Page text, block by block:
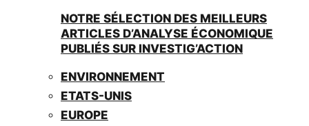
NOTRE SÉLECTION DES MEILLEURS
ARTICLES D’ANALYSE ÉCONOMIQUE
PUBLIÉS SUR INVESTIG’ACTION
ENVIRONNEMENT
ETATS-UNIS
EUROPE